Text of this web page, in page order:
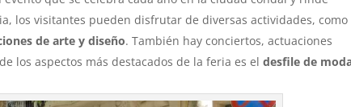
los visitantes pueden disfrutar de diversas actividades, como
de arte y diseño. También hay conciertos, actuaciones
los aspectos más destacados de la feria es el desfile de